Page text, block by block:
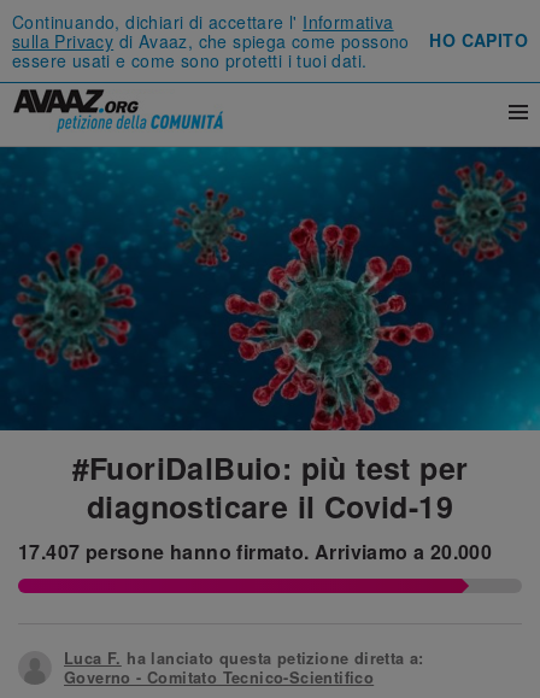
Continuando, dichiari di accettare l' Informativa
sulla Privacy di Avaaz, che spiega come possono
essere usati e come sono protetti i tuoi dati.
HO CAPITO
#FuoriDalBuio: più test per
diagnosticare il Covid-19
17.407 persone hanno firmato.Arriviamo a 20.000
Luca F. ha lanciato questa petizione diretta a:
Governo - Comitato Tecnico-Scientifico